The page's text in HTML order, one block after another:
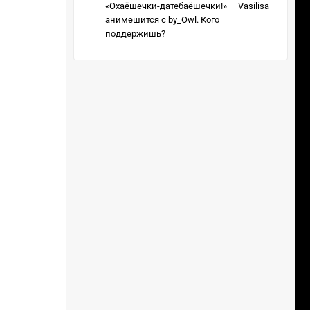
«Охаёшечки-датебаёшечки!» — Vasilisa
анимешится с by_Owl. Кого
поддержишь?